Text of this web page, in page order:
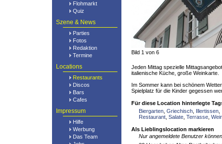
Flohmarkt
Quiz
Szene & News
Parties
Fotos
Redaktion
Termine
Locations
Restaurants
Discos
Bars
Cafes
Impressum
Hilfe
Werbung
Das Team
Bild 1 von 6
Jeden Mittag spezielle
italienische Küche, große Weinkarte.
Im Sommer kann bei schönem
Spielplatz für die Kinder gegessen
Für diese Location hinterlegte
Biergarten Griechisch Illertissen
Restaurant Salate Terrasse
Als Lieblingslocation markieren
Nur angemeldete Benutzer